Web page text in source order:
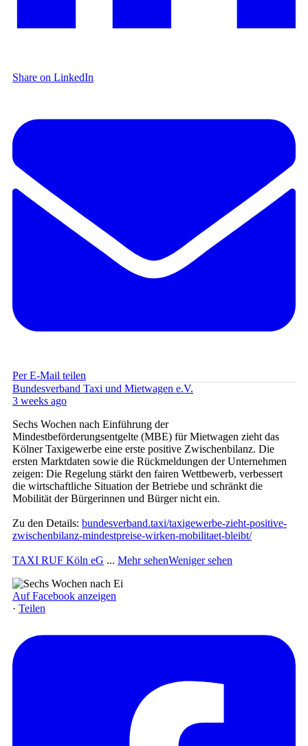
Share on LinkedIn
Per E-Mail teilen
Bundesverband Taxi und Mietwagen e.V.
3 weeks ago
Sechs Wochen nach Einführung der
Mindestbeförderungsentgelte (MBE) für Mietwagen zieht das
Kölner Taxigewerbe eine erste positive Zwischenbilanz. Die
ersten Marktdaten sowie die Rückmeldungen der Unternehmen
zeigen: Die Regelung stärkt den fairen Wettbewerb, verbessert
die wirtschaftliche Situation der Betriebe und schränkt die
Mobilität der Bürgerinnen und Bürger nicht ein.
Zu den Details: bundesverband.taxi/taxigewerbe-zieht-positive-
zwischenbilanz-mindestpreise-wirken-mobilitaet-bleibt/
TAXI RUF Köln eG ... Mehr sehenWeniger sehen
Auf Facebook anzeigen
· Teilen